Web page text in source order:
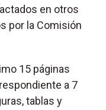
en otros
por la Comisión
15 páginas
a 7
tablas y